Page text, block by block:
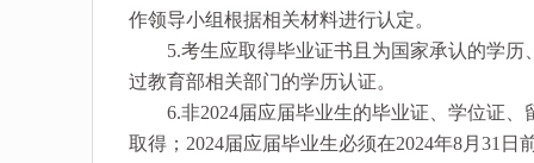
作领导小组根据相关材料进行认定。
5.考生应取得毕业证书且为国家承认的学历
过教育部相关部门的学历认证。
6.非2024届应届毕业生的毕业证、学位证、
取得；2024届应届毕业生必须在2024年8月31